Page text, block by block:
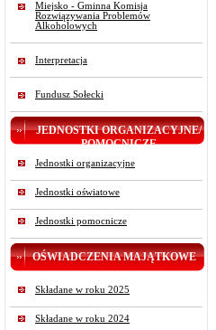
Miejsko - Gminna Komisja
Rozwiązywania Problemów
Alkoholowych
Interpretacja
Fundusz Sołecki
JEDNOSTKI ORGANIZACYJNE/
POMOCNICZE
Jednostki organizacyjne
Jednostki oświatowe
Jednostki pomocnicze
OŚWIADCZENIA MAJĄTKOWE
Składane w roku 2025
Składane w roku 2024